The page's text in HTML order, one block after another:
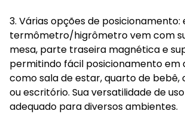
3. Várias opções de posicionamento:
termômetro/higrômetro vem com
mesa, parte traseira magnética e
permitindo fácil posicionamento em
como sala de estar, quarto de bebê,
ou escritório. Sua versatilidade de
adequado para diversos ambientes.